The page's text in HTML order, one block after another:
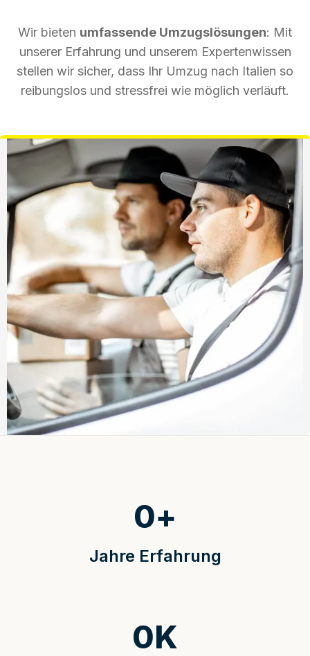
Wir bieten umfassende Umzugslösungen: Mit
unserer Erfahrung und unserem Expertenwissen
stellen wir sicher, dass Ihr Umzug nach Italien so
reibungslos und stressfrei wie möglich verläuft.
Jahre Erfahrung
0+
0K